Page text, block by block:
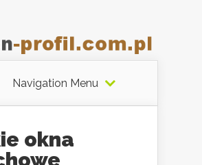
Navigation Menu
okna